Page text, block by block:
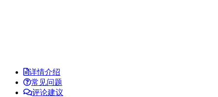
详情介绍
常见问题
评论建议